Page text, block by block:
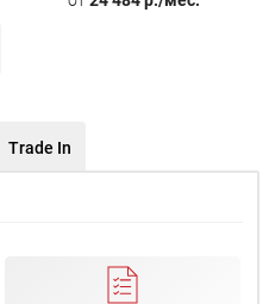
Trade In